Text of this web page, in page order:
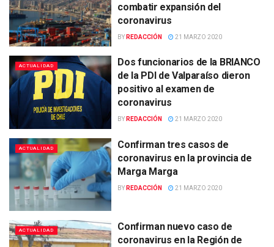
combatir expansión del
coronavirus
BY REDACCIÓN 21 MARZO 2020
ACTUALIDAD
Dos funcionarios de la BRIANCO
de la PDI de Valparaíso dieron
positivo al examen de
coronavirus
BY REDACCIÓN 21 MARZO 2020
ACTUALIDAD
Confirman tres casos de
coronavirus en la provincia de
Marga Marga
BY REDACCIÓN 21 MARZO 2020
ACTUALIDAD
Confirman nuevo caso de
coronavirus en la Región de